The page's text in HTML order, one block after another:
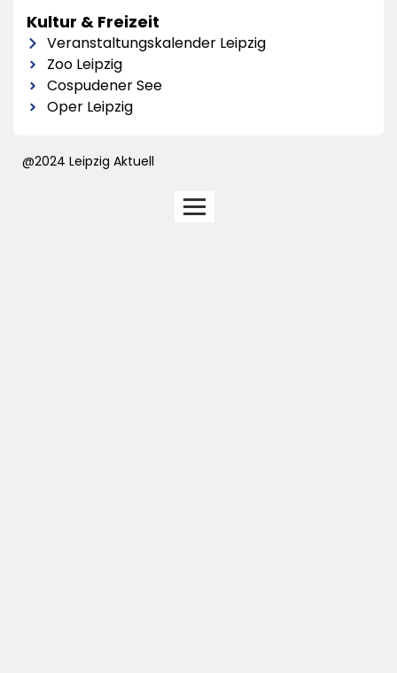
Kultur & Freizeit
Veranstaltungskalender Leipzig
Zoo Leipzig
Cospudener See
Oper Leipzig
@2024 Leipzig Aktuell